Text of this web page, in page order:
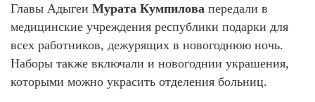
Главы Адыгеи Мурата Кумпилова передали в
медицинские учреждения республики подарки для
всех работников, дежурящих в новогоднюю ночь.
Наборы также включали и новогоднии украшения,
которыми можно украсить отделения больниц.